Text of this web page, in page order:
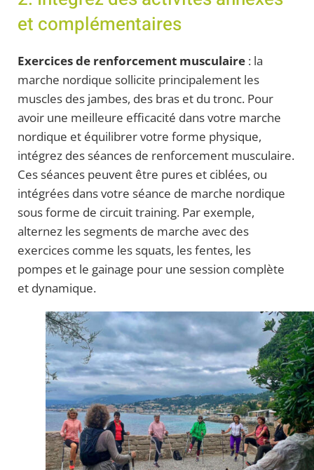
et complémentaires
Exercices de renforcement musculaire : la
marche nordique sollicite principalement les
muscles des jambes, des bras et du tronc. Pour
avoir une meilleure efficacité dans votre marche
nordique et équilibrer votre forme physique,
intégrez des séances de renforcement musculaire.
Ces séances peuvent être pures et ciblées, ou
intégrées dans votre séance de marche nordique
sous forme de circuit training. Par exemple,
alternez les segments de marche avec des
exercices comme les squats, les fentes, les
pompes et le gainage pour une session complète
et dynamique.